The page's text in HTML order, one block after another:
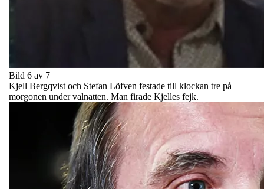
Bild 6 av 7
Kjell Bergqvist och Stefan Löfven festade till klockan tre på
morgonen under valnatten. Man firade Kjelles fejk.